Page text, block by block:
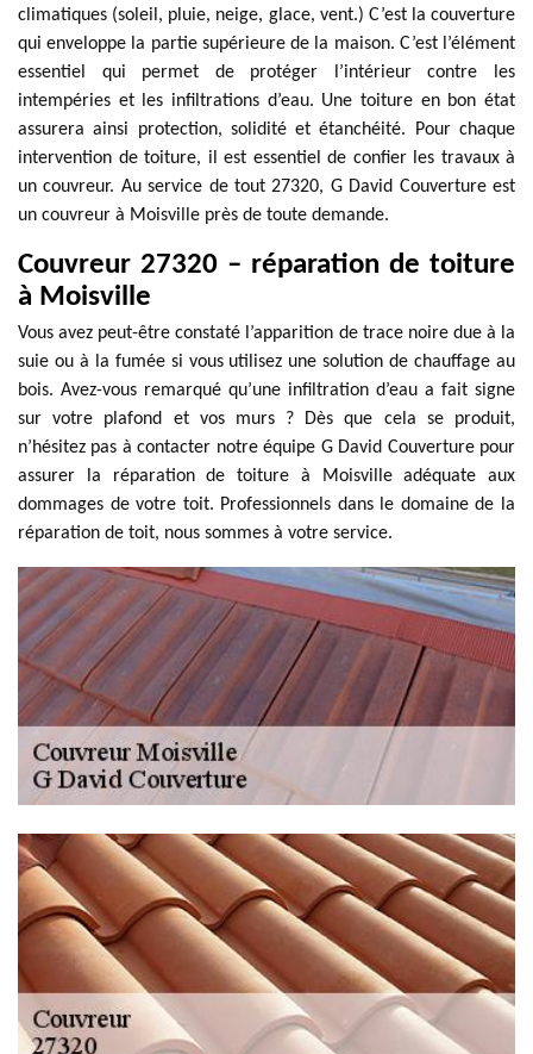
climatiques (soleil, pluie, neige, glace, vent.) C’est la couverture
qui enveloppe la partie supérieure de la maison. C’est l’élément
essentiel qui permet de protéger l’intérieur contre les
intempéries et les infiltrations d’eau. Une toiture en bon état
assurera ainsi protection, solidité et étanchéité. Pour chaque
intervention de toiture, il est essentiel de confier les travaux à
un couvreur. Au service de tout 27320, G David Couverture est
un couvreur à Moisville près de toute demande.
Couvreur 27320 – réparation de toiture
à Moisville
Vous avez peut-être constaté l’apparition de trace noire due à la
suie ou à la fumée si vous utilisez une solution de chauffage au
bois. Avez-vous remarqué qu’une infiltration d’eau a fait signe
sur votre plafond et vos murs ? Dès que cela se produit,
n’hésitez pas à contacter notre équipe G David Couverture pour
assurer la réparation de toiture à Moisville adéquate aux
dommages de votre toit. Professionnels dans le domaine de la
réparation de toit, nous sommes à votre service.